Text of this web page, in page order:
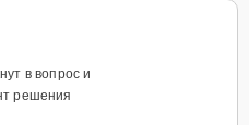
в вопрос и
решения